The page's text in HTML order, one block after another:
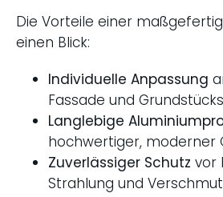
Die Vorteile einer
einen Blick:
Individuelle Anpassung
Fassade und
Langlebige
hochwertiger, moderner
Zuverlässiger Schutz vor
Strahlung und